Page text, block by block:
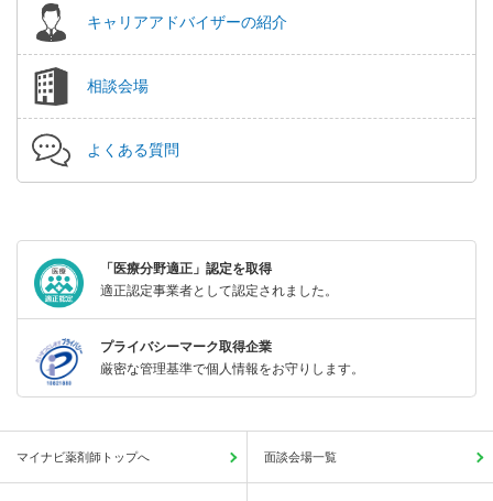
キャリアアドバイザーの紹介
相談会場
よくある質問
「医療分野適正」認定を取得
適正認定事業者として認定されました。
プライバシーマーク取得企業
厳密な管理基準で個人情報をお守りします。
マイナビ薬剤師トップへ 面談会場一覧